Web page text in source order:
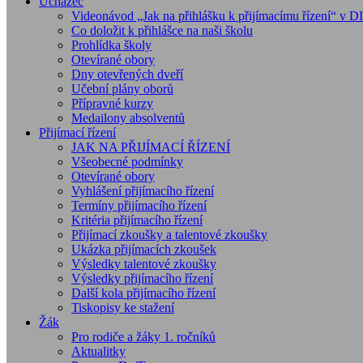
Videonávod „Jak na přihlášku k přijímacímu řízení“ v
Co doložit k přihlášce na naši školu
Prohlídka školy
Otevírané obory
Dny otevřených dveří
Učební plány oborů
Přípravné kurzy
Medailony absolventů
Přijímací řízení
JAK NA PŘIJÍMACÍ ŘÍZENÍ
Všeobecné podmínky
Otevírané obory
Vyhlášení přijímacího řízení
Termíny přijímacího řízení
Kritéria přijímacího řízení
Přijímací zkoušky a talentové zkoušky
Ukázka přijímacích zkoušek
Výsledky talentové zkoušky
Výsledky přijímacího řízení
Další kola přijímacího řízení
Tiskopisy ke stažení
Žák
Pro rodiče a žáky 1. ročníků
Aktualitky